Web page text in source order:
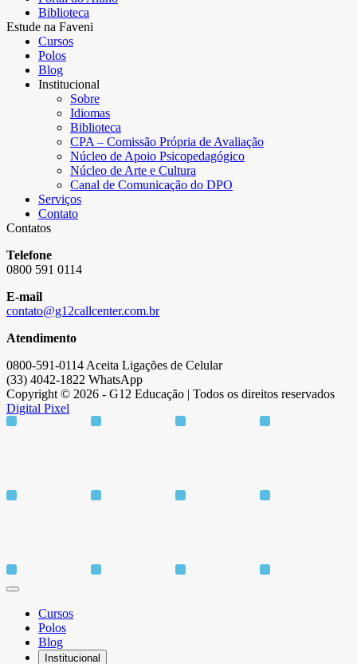
Biblioteca
Estude na Faveni
Cursos
Polos
Blog
Institucional
Sobre
Idiomas
Biblioteca
CPA – Comissão Própria de Avaliação
Núcleo de Apoio Psicopedagógico
Núcleo de Arte e Cultura
Canal de Comunicação do DPO
Serviços
Contato
Contatos
Telefone
0800 591 0114
E-mail
contato@g12callcenter.com.br
Atendimento
0800-591-0114 Aceita Ligações de Celular
(33) 4042-1822 WhatsApp
Copyright © 2026 - G12 Educação | Todos os direitos reservados
Digital Pixel
Cursos
Polos
Blog
Institucional